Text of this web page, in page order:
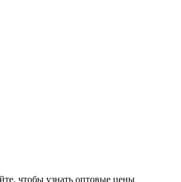
чтобы узнать оптовые цены